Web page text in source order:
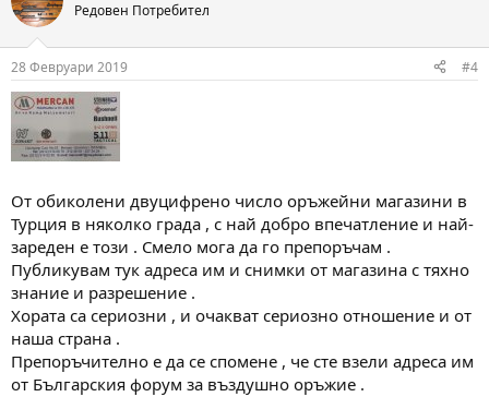
t
i
s
:
Редовен Потребител
28 Февруари 2019 #4
От обиколени двуцифрено число оръжейни магазини в
Турция в няколко града , с най добро впечатление и най-
зареден е този . Смело мога да го препоръчам .
Публикувам тук адреса им и снимки от магазина с тяхно
знание и разрешение .
Хората са сериозни , и очакват сериозно отношение и от
наша страна .
Препоръчително е да се спомене , че сте взели адреса им
от Българския форум за въздушно оръжие .